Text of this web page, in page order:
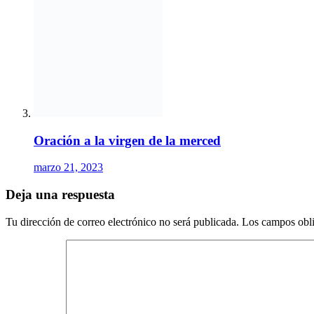
Por qué se prende una vela cuando muere alguien